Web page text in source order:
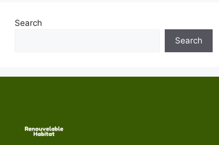
Search
Search